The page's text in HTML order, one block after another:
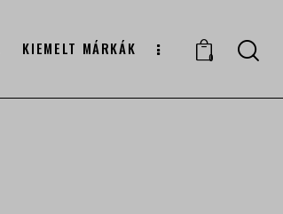
KIEMELT MÁRKÁK
0